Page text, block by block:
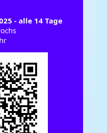
- alle 14 Tage